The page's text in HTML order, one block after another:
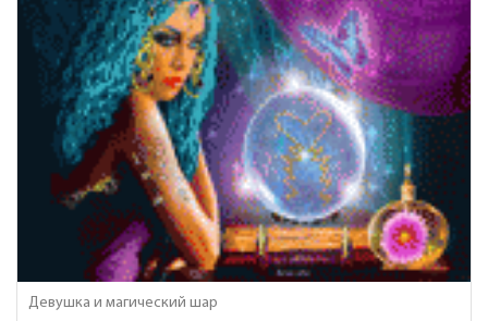
Девушка и магический шар